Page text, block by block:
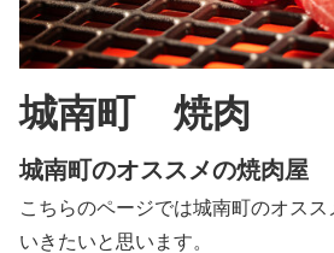
城南町 焼肉
城南町のオススメの焼肉屋
こちらのページでは城南町のオス
いきたいと思います。